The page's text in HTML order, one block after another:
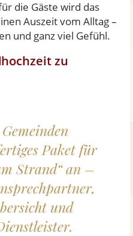
die Gäste wird das
Auszeit vom Alltag –
und ganz viel Gefühl.
zu
Paket für
Strand“ an –
und